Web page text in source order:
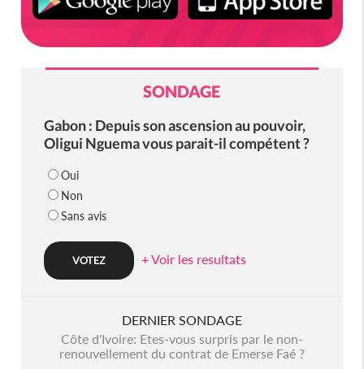
SONDAGE
Gabon : Depuis son ascension au pouvoir,
Oligui Nguema vous parait-il compétent ?
Oui
Non
Sans avis
+ Voir les resultats
DERNIER SONDAGE
Côte d'Ivoire: Etes-vous surpris par le non-
renouvellement du contrat de Emerse Faé ?